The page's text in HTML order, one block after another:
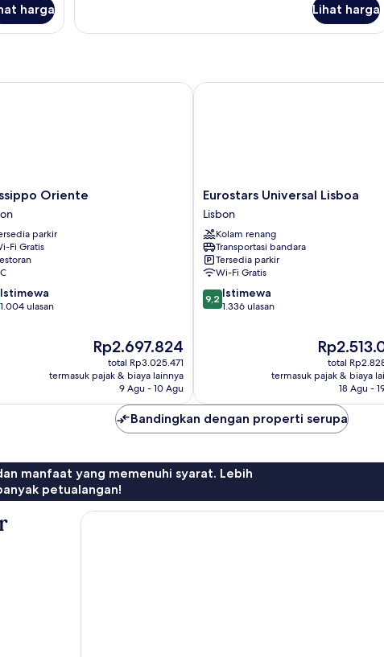
harga
Kamar
Lihat harga
Oriente
parkir
Fi Gratis
Istimewa
1.004 ulasan
Harga
sekarang
Rp2.697.824
Rp2.697.824
total Rp3.025.471
termasuk pajak & biaya lainnya
9 Agu - 10 Agu
Oriente
Eurostars
Universal
Lisboa
Lisbon
Eurostars Universal Lisboa
Lisbon
Kolam renang
Transportasi bandara
Tersedia parkir
Wi-Fi Gratis
9.2
dari
9,2 Istimewa
1.336 ulasan
Harga
sekarang
Rp2.513.020
total
termasuk pajak & biaya
18 Agu -
Eurostars Universal Lisboa
Bandingkan dengan properti serupa
manfaat yang memenuhi syarat. Lebih
petualangan!